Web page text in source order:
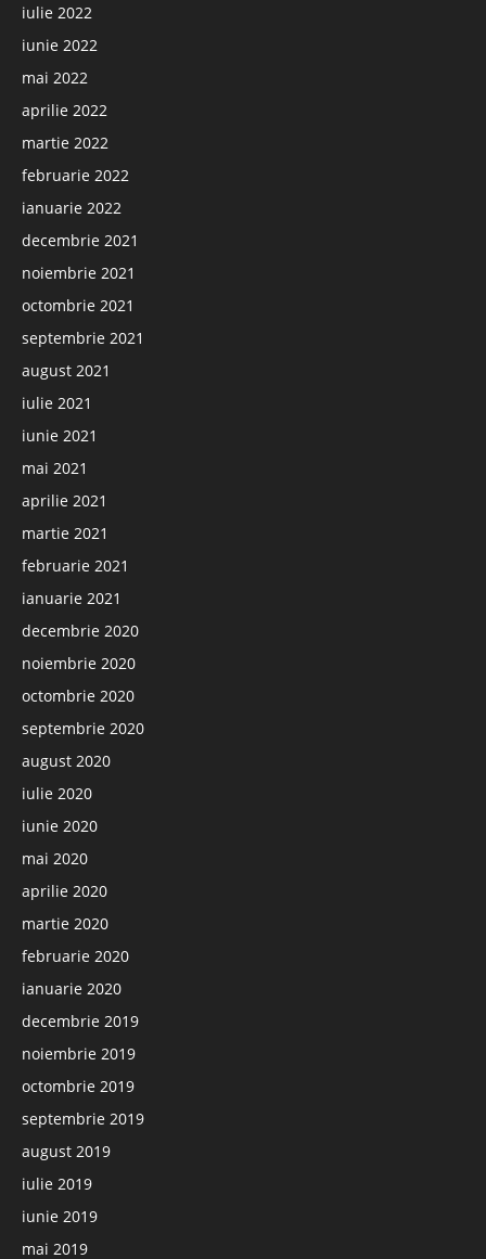
iulie 2022
iunie 2022
mai 2022
aprilie 2022
martie 2022
februarie 2022
ianuarie 2022
decembrie 2021
noiembrie 2021
octombrie 2021
septembrie 2021
august 2021
iulie 2021
iunie 2021
mai 2021
aprilie 2021
martie 2021
februarie 2021
ianuarie 2021
decembrie 2020
noiembrie 2020
octombrie 2020
septembrie 2020
august 2020
iulie 2020
iunie 2020
mai 2020
aprilie 2020
martie 2020
februarie 2020
ianuarie 2020
decembrie 2019
noiembrie 2019
octombrie 2019
septembrie 2019
august 2019
iulie 2019
iunie 2019
mai 2019